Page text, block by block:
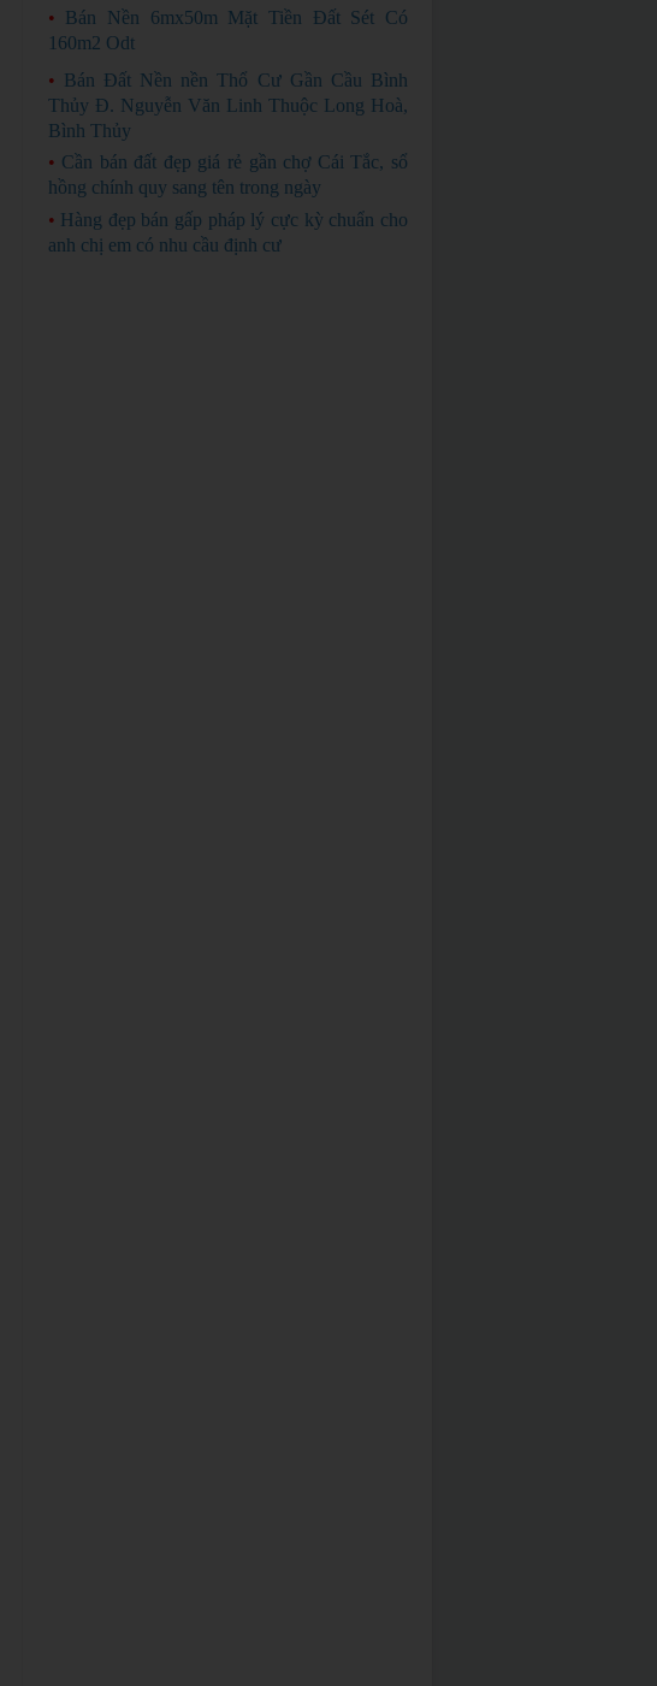
• Bán Nền 6mx50m Mặt Tiền Đất Sét Có
160m2 Odt
• Bán Đất Nền nền Thổ Cư Gần Cầu Bình
Thủy Đ. Nguyễn Văn Linh Thuộc Long Hoà,
Bình Thủy
• Cần bán đất đẹp giá rẻ gần chợ Cái Tắc, sổ
hồng chính quy sang tên trong ngày
• Hàng đẹp bán gấp pháp lý cực kỳ chuẩn cho
anh chị em có nhu cầu định cư